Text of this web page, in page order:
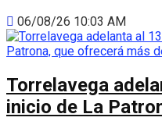
06/08/26 10:03 AM
Torrelavega
inicio de La